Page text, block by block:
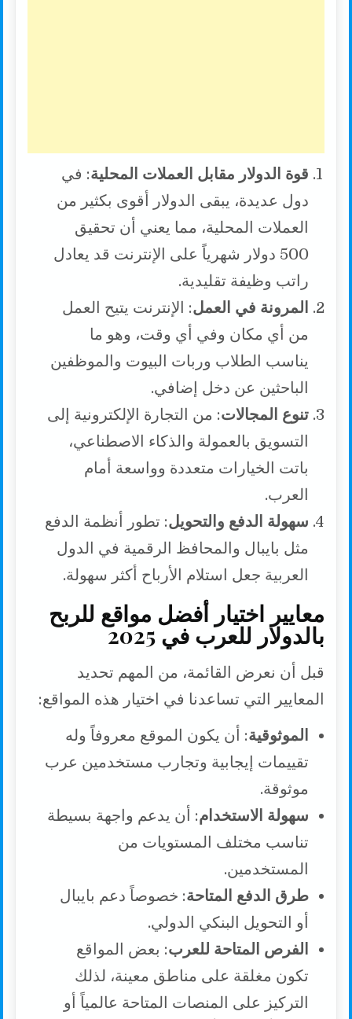
قوة الدولار مقابل العملات المحلية: في
دول عديدة، يبقى الدولار أقوى بكثير من
العملات المحلية، مما يعني أن تحقيق
500 دولار شهرياً على الإنترنت قد يعادل
راتب وظيفة تقليدية.
المرونة في العمل: الإنترنت يتيح العمل
من أي مكان وفي أي وقت، وهو ما
يناسب الطلاب وربات البيوت والموظفين
الباحثين عن دخل إضافي.
تنوع المجالات: من التجارة الإلكترونية إلى
التسويق بالعمولة والذكاء الاصطناعي،
باتت الخيارات متعددة وواسعة أمام
العرب.
سهولة الدفع والتحويل: تطور أنظمة الدفع
مثل بايبال والمحافظ الرقمية في الدول
العربية جعل استلام الأرباح أكثر سهولة.
معايير اختيار أفضل مواقع للربح
بالدولار للعرب في 2025
قبل أن نعرض القائمة، من المهم تحديد
المعايير التي تساعدنا في اختيار هذه المواقع:
الموثوقية: أن يكون الموقع معروفاً وله
تقييمات إيجابية وتجارب مستخدمين عرب
موثوقة.
سهولة الاستخدام: أن يدعم واجهة بسيطة
تناسب مختلف المستويات من
المستخدمين.
طرق الدفع المتاحة: خصوصاً دعم بايبال
أو التحويل البنكي الدولي.
الفرص المتاحة للعرب: بعض المواقع
تكون مغلقة على مناطق معينة، لذلك
التركيز على المنصات المتاحة عالمياً أو